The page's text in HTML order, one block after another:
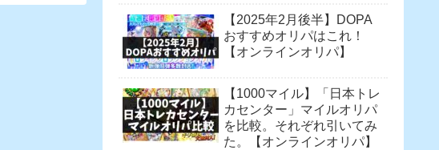
【2025年2月後半】DOPA
おすすめオリパはこれ！
【オンラインオリパ】
【1000マイル】「日本トレ
カセンター」マイルオリパ
を比較。それぞれ引いてみ
た。【オンラインオリパ】